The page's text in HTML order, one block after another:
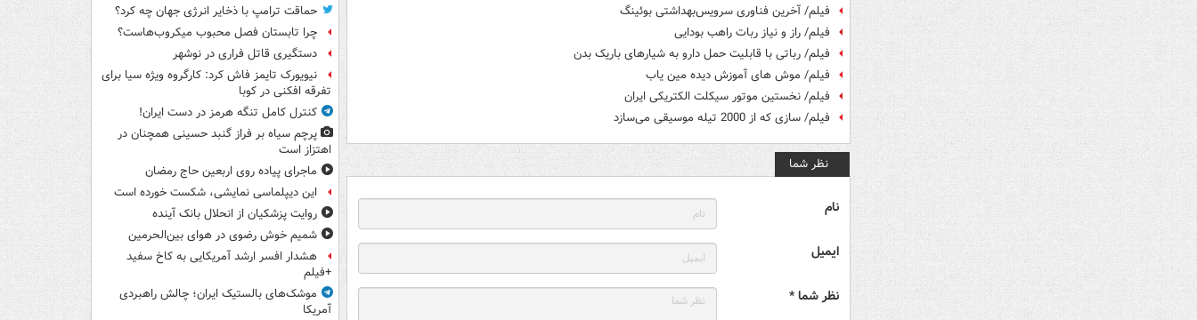
فیلم/ آخرین فناوری سرویس‌بهداشتی بوئینگ
فیلم/ راز و نیاز ربات راهب بودایی
فیلم/ رباتی با قابلیت حمل دارو به شیارهای باریک بدن
فیلم/ موش های آموزش دیده مین یاب
فیلم/ نخستین موتور سیکلت الکتریکی ایران
فیلم/ سازی که از 2000 تیله موسیقی می‌سازد
نظر شما
نام
ایمیل
نظر شما *
حماقت ترامپ با ذخایر انرژی جهان چه کرد؟
چرا تابستان فصل محبوب میکروب‌هاست؟
دستگیری قاتل فراری در نوشهر
نیویورک تایمز فاش کرد: کارگروه ویژه سیا برای
تفرقه افکنی در کوبا
کنترل کامل تنگه هرمز در دست ایران!
پرچم سیاه بر فراز گنبد حسینی همچنان در
اهتزاز است
ماجرای پیاده روی اربعین حاج رمضان
این دیپلماسی نمایشی، شکست خورده است
روایت پزشکیان از انحلال بانک آینده
شمیم خوش رضوی در هوای بین‌الحرمین
هشدار افسر ارشد آمریکایی به کاخ سفید
+فیلم
موشک‌های بالستیک ایران؛ چالش راهبردی
آمریکا